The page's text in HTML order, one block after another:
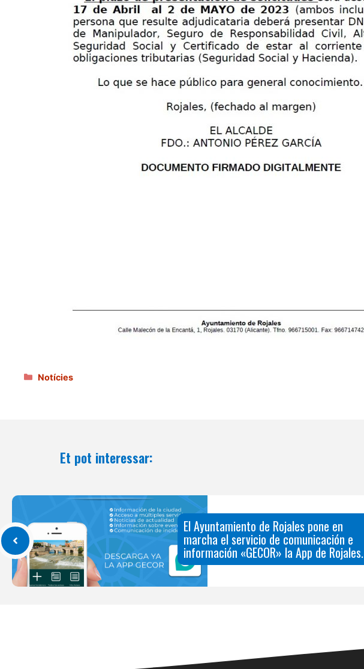
Categories
Notícies
Et pot interessar:
El Ayuntamiento de Rojales pone en
marcha el servicio de comunicación e
información «GECOR» la App de Rojales.